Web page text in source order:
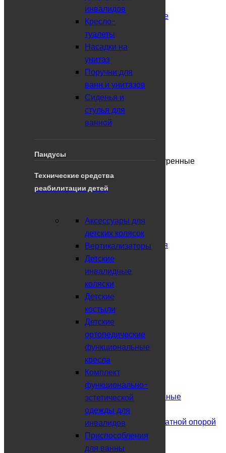
инвалидов
Кресло-
туалеты
Насадки на
унитаз
Поручни для
ванн и унитазов
Сиденья и
стулья для
ванной
Пандусы
Технические средства
реабилитации детей
Аксессуары для
детских колясок
Вертикализаторы
Детские
инвалидные
коляски
Детские
костыли
Детские
ортопедические
функциональные
кресла
Комплект
функционально-
эстетической
одежды для
инвалидов
Приспособления
для ванны
Санитарно-гигиеническое оснащение
Кресло-туалеты
КатегорииКорзина
Просмотренные
Все категории×
Для взрослых
Производства Россия-Германия
Кресло-каталки
Для полных людей
Электрические
Подушки
Активного типа
Аксессуары
Трости и костыли
Костыли подмышечные
Костыли с опорой под локоть
Скандинавская ходьба
Трости деревянные и эксклюзивные
Трости телескопические
Трости телескопические с квадратной опорой
Ходунки и тренажеры
Опоры-ходунки